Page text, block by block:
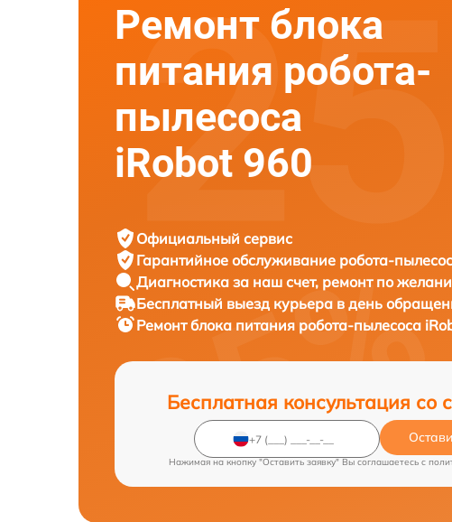
Ремонт блока
питания робота-
пылесоса
iRobot 960
Официальный сервис
Гарантийное обслуживание робота-
Диагностика за наш счет, ремонт по
Бесплатный выезд курьера в день
Ремонт блока питания робота-пылесоса
Бесплатная консультация со
Нажимая на кнопку "Оставить заявку" Вы соглашаетесь c